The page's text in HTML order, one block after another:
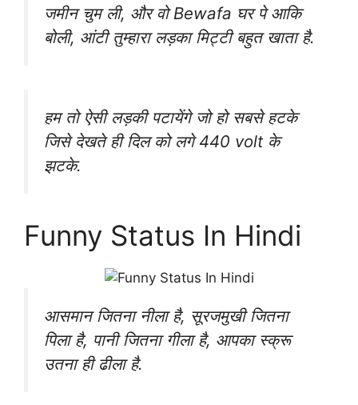
जमीन चुम ली, और वो Bewafa घर पे आकि
बोली, आंटी तुम्हारा लड़का मिट्टी बहुत खाता है.
हम तो ऐसी लड़की पटायेंगे जो हो सबसे हटके
जिसे देखते ही दिल को लगे 440 volt के
झटके.
Funny Status In Hindi
आसमान जितना नीला है, सूरजमुखी जितना
पिला है, पानी जितना गीला है, आपका स्क्रू
उतना ही ढीला है.